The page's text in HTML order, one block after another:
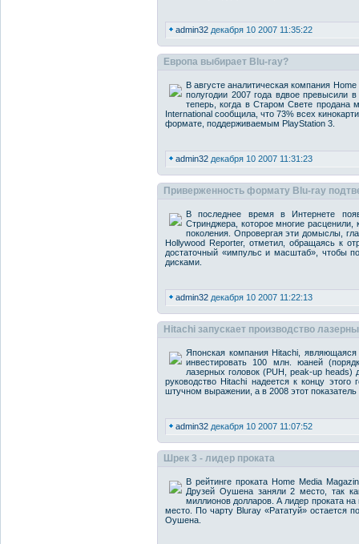
admin32 декабря 10 2007 11:35:22
Европа выбирает Blu-ray?
В августе аналитическая компания
полугодии 2007 года вдвое
теперь, когда в Старом Свете
International сообщила, что 73% всех
формате, поддерживаемым PlayStation 3.
admin32 декабря 10 2007 11:31:23
Приверженность формату Blu-ray
В последнее время в Интернете
Стринджера, которое многие расценили,
поколения. Опровергая эти домыслы,
Hollywood Reporter, отметил, обращаясь к
достаточный «импульс и масштаб», чтобы
дисками.
admin32 декабря 10 2007 11:22:13
Hitachi запускает производство
Японская компания Hitachi,
инвестировать 100 млн. юаней
лазерных головок (PUH, peak-up heads)
руководство Hitachi надеется к концу
штучном выражении, а в 2008 этот
admin32 декабря 10 2007 11:07:52
Шрек 3 - лидер проката
В рейтинге проката Home Media
Друзей Оушена заняли 2 место, так
миллионов долларов. А лидер проката
место. По чарту Bluray «Рататуй» остается
Оушена.